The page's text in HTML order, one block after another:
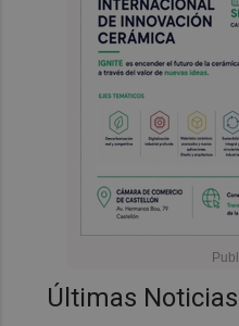
Últimas Noticias